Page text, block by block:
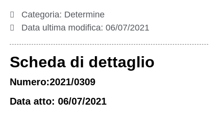
Categoria: Determine
Data ultima modifica: 06/07/2021
Scheda di dettaglio
Numero:2021/0309
Data atto: 06/07/2021